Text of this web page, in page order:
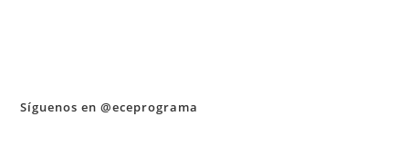
Síguenos en @eceprograma